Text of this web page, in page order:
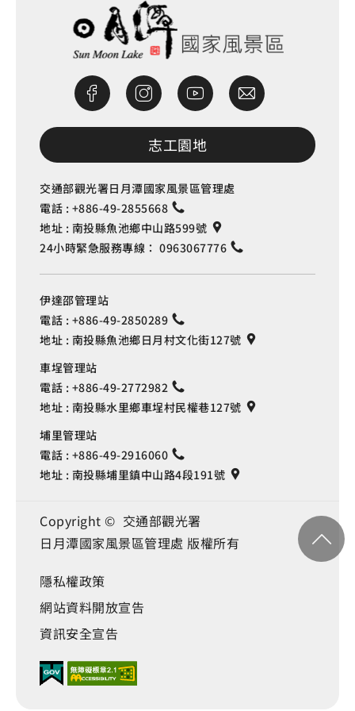
志工園地
交通部觀光署日月潭國家風景區管理處
電話 : +886-49-2855668
地址 : 南投縣魚池鄉中山路599號
24小時緊急服務專線： 0963067776
伊達邵管理站
電話 : +886-49-2850289
地址 : 南投縣魚池鄉日月村文化街127號
車埕管理站
電話 : +886-49-2772982
地址 : 南投縣水里鄉車埕村民權巷127號
埔里管理站
電話 : +886-49-2916060
地址 : 南投縣埔里鎮中山路4段191號
Copyright © 交通部觀光署
日月潭國家風景區管理處 版權所有
隱私權政策
網站資料開放宣告
資訊安全宣告